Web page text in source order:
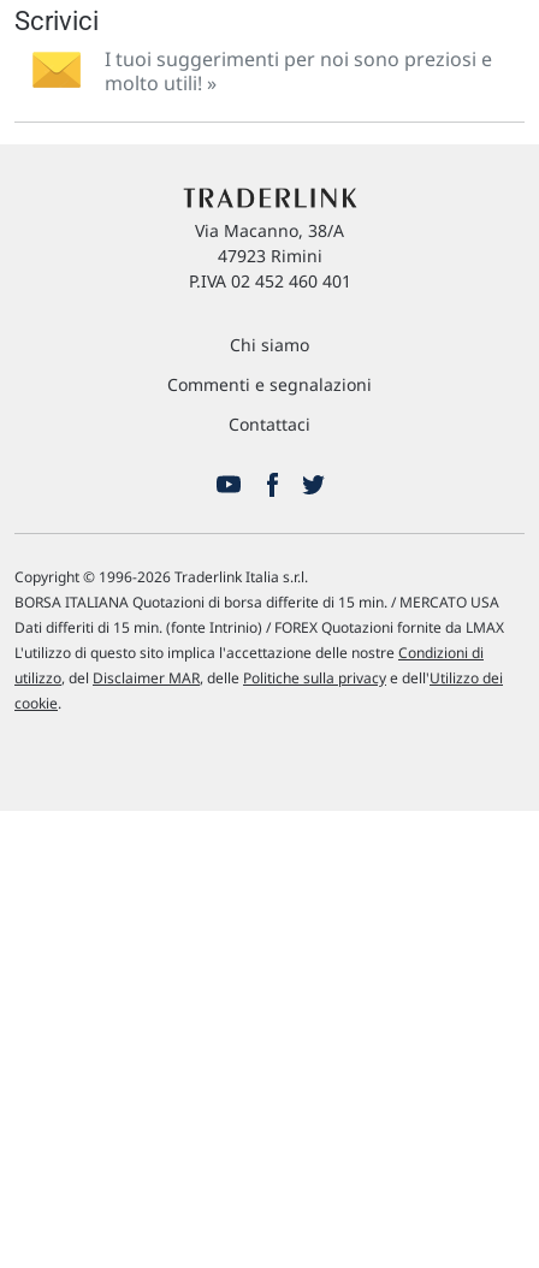
Scrivici
I tuoi suggerimenti per noi sono preziosi e
molto utili! »
Via Macanno, 38/A
47923 Rimini
P.IVA 02 452 460 401
Chi siamo
Commenti e segnalazioni
Contattaci
Copyright © 1996-2026 Traderlink Italia s.r.l.
BORSA ITALIANA Quotazioni di borsa differite di 15 min. / MERCATO USA
Dati differiti di 15 min. (fonte Intrinio) / FOREX Quotazioni fornite da LMAX
L'utilizzo di questo sito implica l'accettazione delle nostreCondizioni di
utilizzo, del Disclaimer MAR, delle Politiche sulla privacye dell'Utilizzo dei
cookie.